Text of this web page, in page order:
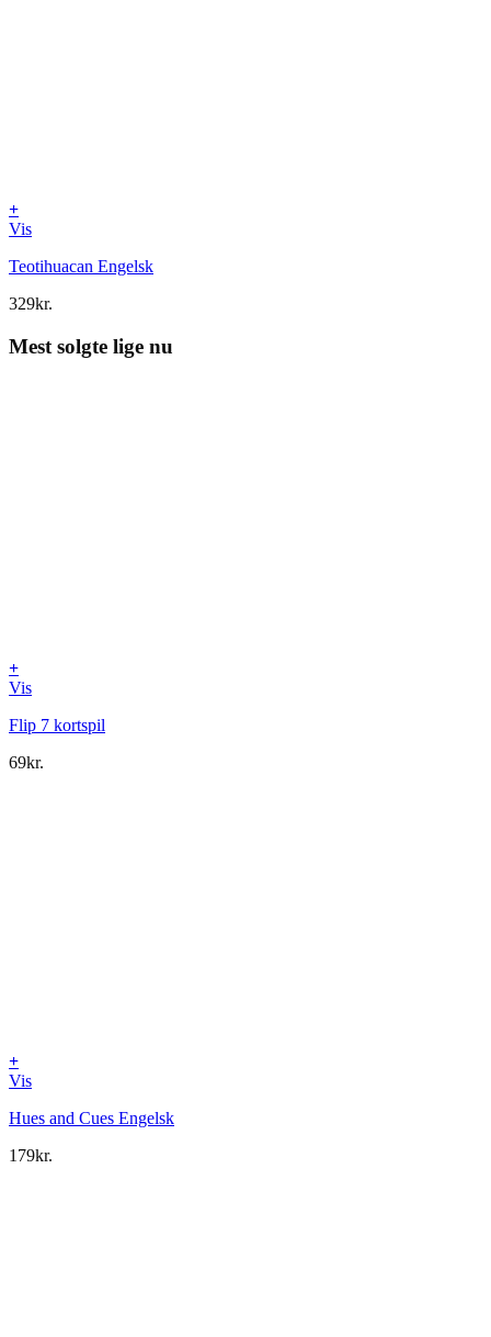
+
Vis
Teotihuacan Engelsk
329kr.
Mest solgte lige nu
+
Vis
Flip 7 kortspil
69kr.
+
Vis
Hues and Cues Engelsk
179kr.